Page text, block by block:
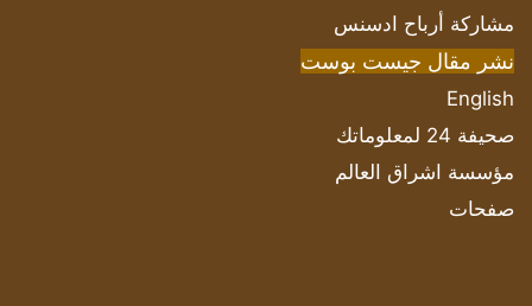
مشاركة أرباح ادسنس
نشر مقال جيست بوست
English
صحيفة 24 لمعلوماتك
مؤسسة اشراق العالم
صفحات